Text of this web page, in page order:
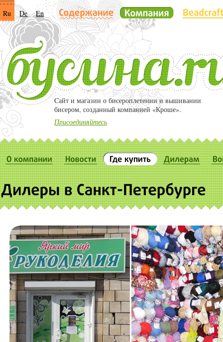
Ru De En
Cайт и магазин о бисероплетении и вышивании
бисером, созданный компанией «Кроше».
Присоединяйтесь